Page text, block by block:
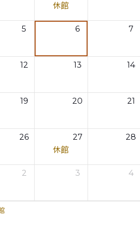
休館
5 6 7
12 13 14
19 20 21
26
27
休館
28
2 3 4